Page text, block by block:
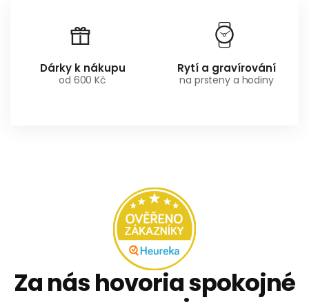
Dárky k nákupu
od 600 Kč
Rytí a gravírování
na prsteny a hodiny
Za nás hovoria spokojné